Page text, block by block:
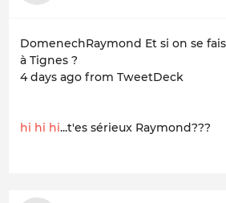
DomenechRaymond Et si on se
à Tignes ?
4 days ago from TweetDeck
hi hi hi...t'es sérieux Raymond???